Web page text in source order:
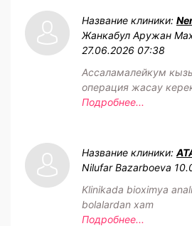
Название клиники:
Жанкабул Аружан
27.06.2026 07:38
Ассаламалейкум
операция жасау
Подробнее...
Название клиники:
Nilufar Bazarboeva
Klinikada bioximya
bolalardan xam
Подробнее...